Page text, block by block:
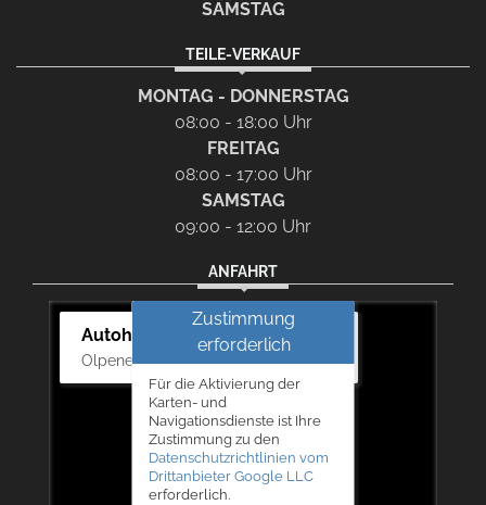
SAMSTAG
TEILE-VERKAUF
MONTAG - DONNERSTAG
08:00 - 18:00 Uhr
FREITAG
08:00 - 17:00 Uhr
SAMSTAG
09:00 - 12:00 Uhr
ANFAHRT
Autohaus Bernd Lurz KG
Olpener Str. 31, 51766 Engelskirchen
Zustimmung
erforderlich
Für die Aktivierung der
Karten- und
Navigationsdienste ist Ihre
Zustimmung zu den
Datenschutzrichtlinien vom
Drittanbieter Google LLC
erforderlich.